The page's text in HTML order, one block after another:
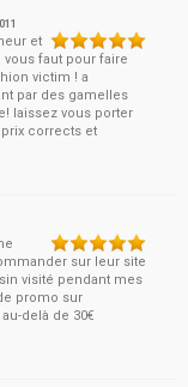
et
faut pour faire
victim ! a
par des gamelles
laissez vous porter
corrects et
sur leur site
visité pendant mes
promo sur
delà de 30€